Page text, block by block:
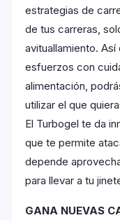
estrategias de
de tus carreras,
avituallamiento.
esfuerzos con
alimentación,
utilizar el que
El Turbogel te da
que te permite
depende
para llevar a tu
GANA NUEVAS